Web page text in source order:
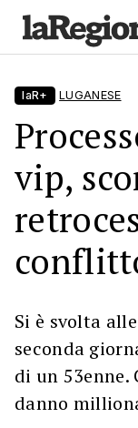
laR+ LUGANESE
vip,
Si è svolta
seconda
di un
danno